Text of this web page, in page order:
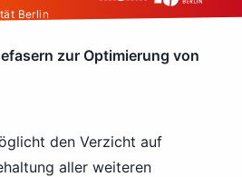
Berlin
zur Optimierung von
den Verzicht auf
aller weiteren